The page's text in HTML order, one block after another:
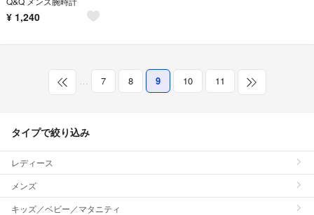
¥ 1,240
… 7 8 9 10 11
タイプで絞り込み
レディース
メンズ
キッズ／ベビー／マタニティ